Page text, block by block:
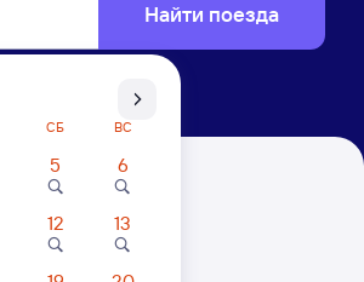
Найти поезда
СБ ВС
5 6
12 13